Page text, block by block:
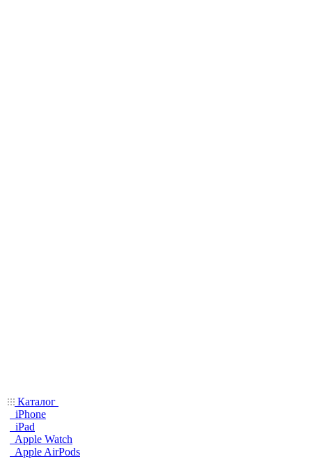
Каталог
iPhone
iPad
Apple Watch
Apple AirPods